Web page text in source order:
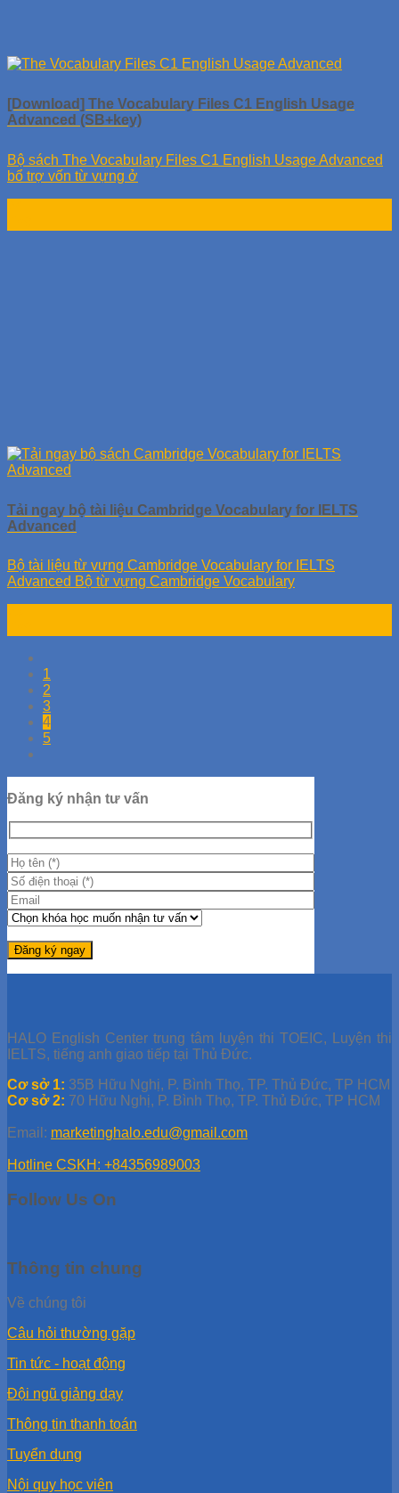
[Download] The Vocabulary Files C1 English Usage
Advanced (SB+key)
Bộ sách The Vocabulary Files C1 English Usage Advanced
bổ trợ vốn từ vựng ở
Tải ngay bộ tài liệu Cambridge Vocabulary for IELTS
Advanced
Bộ tài liệu từ vựng Cambridge Vocabulary for IELTS
Advanced Bộ từ vựng Cambridge Vocabulary
1
2
3
4
5
Đăng ký nhận tư vấn
HALO English Center trung tâm luyện thi TOEIC, Luyện thi
IELTS, tiếng anh giao tiếp tại Thủ Đức.
Cơ sở 1: 35B Hữu Nghị, P. Bình Thọ, TP. Thủ Đức, TP HCM
Cơ sở 2: 70 Hữu Nghị, P. Bình Thọ, TP. Thủ Đức, TP HCM
Email: marketinghalo.edu@gmail.com
Hotline CSKH: +84356989003
Follow Us On
Thông tin chung
Về chúng tôi
Câu hỏi thường gặp
Tin tức - hoạt động
Đội ngũ giảng dạy
Thông tin thanh toán
Tuyển dụng
Nội quy học viên